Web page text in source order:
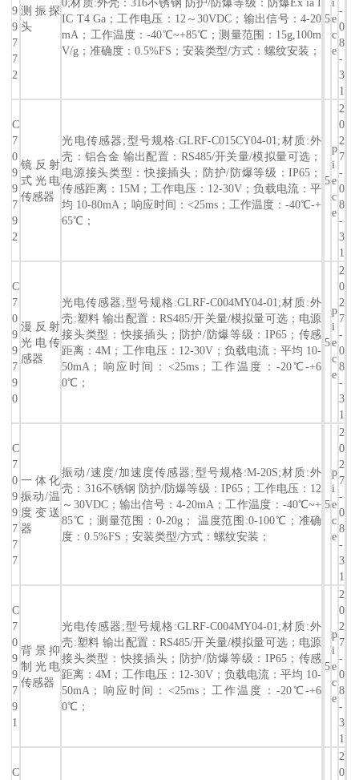
9
9
7
7
2
测振探
头
IC T4 Ga；工作电压：12～30VDC；输出信号：4-20
mA；工作温度：-40℃~+85℃；测量范围：15g,100m
V/g；准确度：0.5%FS；安装类型/方式：螺纹安装；
5e
c
e
-
0
8
-
3
1
C
7
0
9
9
7
9
2
镜反射
式光电
传感器
光电传感器;型号规格:GLRF-C015CY04-01;材质:外
壳：铝合金 输出配置：RS485/开关量/模拟量可选；
电源接头类型：快接插头；防护/防爆等级：IP65；
传感距离：15M；工作电压：12-30V；负载电流：平
均 10-80mA；响应时间：<25ms；工作温度：-40℃-+
65℃；
5
p
i
e
c
e
2
0
2
7
-
0
8
-
3
1
C
7
0
9
9
7
9
0
漫反射
光电传
感器
光电传感器;型号规格:GLRF-C004MY04-01;材质:外
壳:塑料 输出配置：RS485/开关量/模拟量可选；电源
接头类型：快接插头；防护/防爆等级：IP65；传感
距离：4M；工作电压：12-30V；负载电流：平均 10-
50mA；响应时间：<25ms；工作温度：-20℃-+6
0℃；
5
p
i
e
c
e
2
0
2
7
-
0
8
-
3
1
C
7
0
9
9
7
7
7
一体化
振动/温
度变送
器
振动/速度/加速度传感器;型号规格:M-20S;材质:外
壳：316不锈钢 防护/防爆等级：IP65；工作电压：12
～30VDC；输出信号：4-20mA；工作温度：-40℃~+
85℃；测量范围：0-20g； 温度范围:0-100℃；准确
度：0.5%FS；安装类型/方式：螺纹安装；
5
p
i
e
c
e
2
0
2
7
-
0
8
-
3
1
C
7
0
9
9
7
9
1
背景抑
制光电
传感器
光电传感器;型号规格:GLRF-C004MY04-01;材质:外
壳:塑料 输出配置：RS485/开关量/模拟量可选；电源
接头类型：快接插头；防护/防爆等级：IP65；传感
距离：4M；工作电压：12-30V；负载电流：平均 10-
50mA；响应时间：<25ms；工作温度：-20℃-+6
0℃；
5
p
i
e
c
e
2
0
2
7
-
0
8
-
3
1
C
2
0